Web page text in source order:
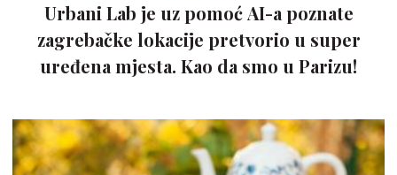
Urbani Lab je uz pomoć AI-a poznate
zagrebačke lokacije pretvorio u super
uređena mjesta. Kao da smo u Parizu!